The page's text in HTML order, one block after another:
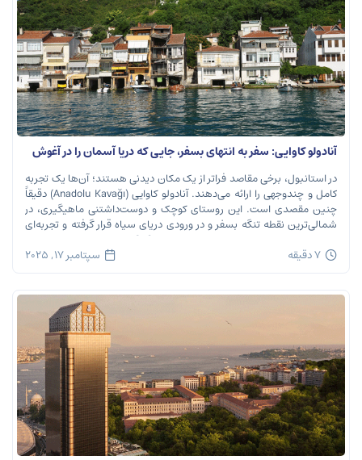
آنادولو کاوایی: سفر به انتهای بسفر، جایی که دریا آسمان را در آغوش
می‌گیرد
در استانبول، برخی مقاصد فراتر از یک مکان دیدنی هستند؛ آن‌ها یک تجربه
کامل و چندوجهی را ارائه می‌دهند. آنادولو کاوایی (Anadolu Kavağı) دقیقاً
چنین مقصدی است. این روستای کوچک و دوست‌داشتنی ماهیگیری، در
شمالی‌ترین نقطه تنگه بسفر و در ورودی دریای سیاه قرار گرفته و تجربه‌ای
بی‌نظیر از تاریخ، طبیعت و طعم‌های اصیل را […]
7 دقیقه سپتامبر 17, 2025